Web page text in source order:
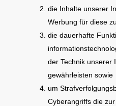
die Inhalte unserer
Werbung für diese
die dauerhafte
der Technik unserer
gewährleisten sowie
um
Cyberangriffs die